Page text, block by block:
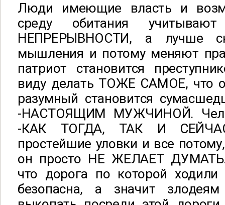
Люди имеющие власть и
среду обитания
НЕПРЕРЫВНОСТИ, а лучше
мышления и потому меняют
патриот становится
виду делать ТОЖЕ САМОЕ, что
разумный становится
-НАСТОЯЩИМ МУЖЧИНОЙ.
-КАК ТОГДА, ТАК И
простейшие уловки и все
он просто НЕ ЖЕЛАЕТ ДУМАТЬ.
что дорога по которой ходили
безопасна, а значит